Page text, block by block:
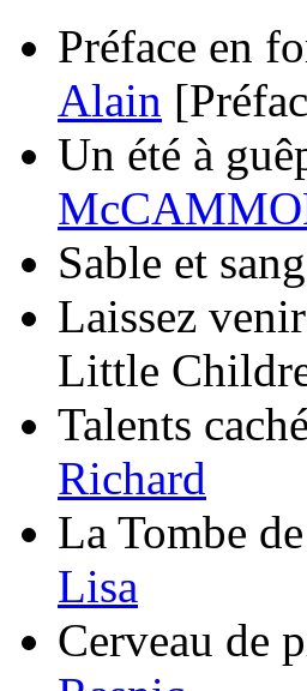
Préface en
Alain
Un été à
Sable et sang
Laissez
Little
Talents
Richard
La Tombe
Lisa
Cerveau de